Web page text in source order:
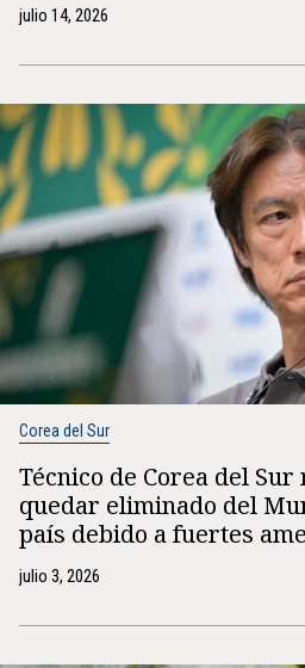
julio 14, 2026
Corea del Sur
Técnico de Corea del
quedar eliminado del
país debido a fuertes
julio 3, 2026